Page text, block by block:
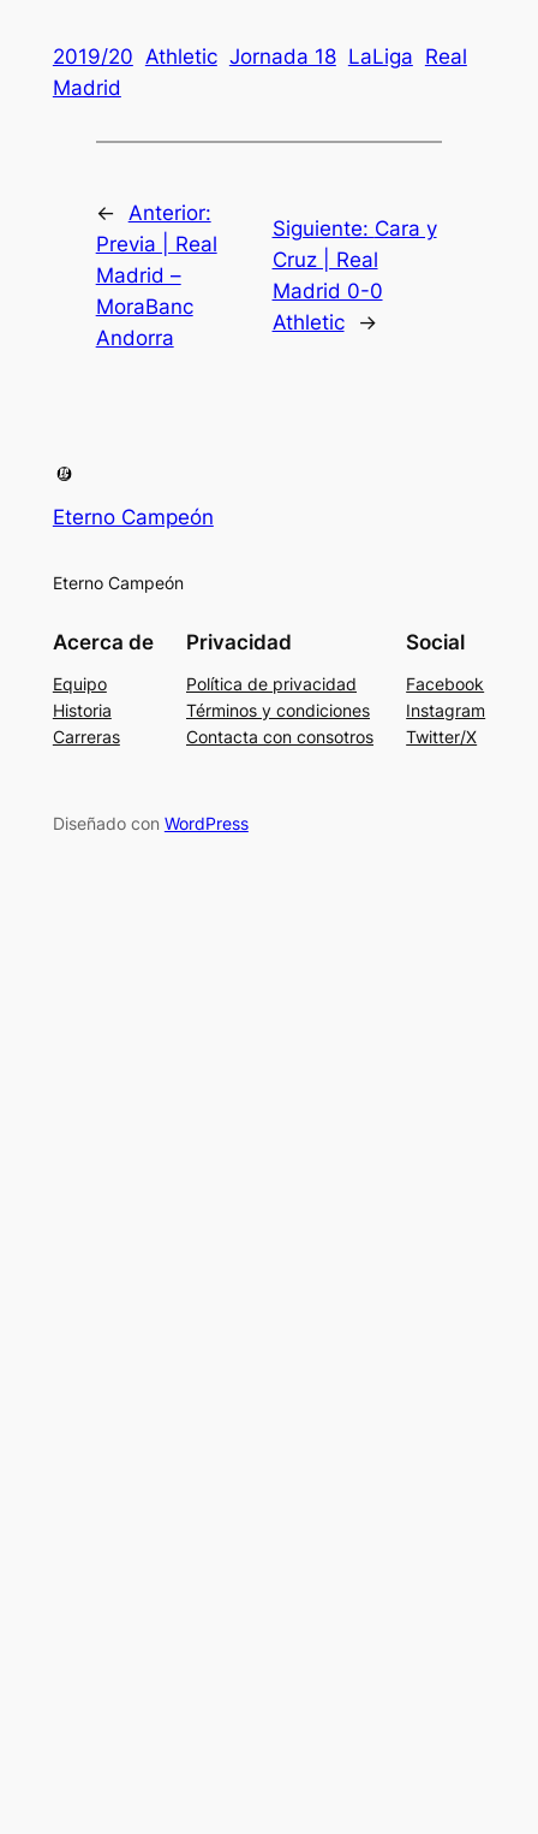
2019/20 Athletic Jornada 18 LaLiga Real
Madrid
←
Anterior:
Previa | Real
Madrid –
MoraBanc
Andorra
Siguiente: Cara y
Cruz | Real
Madrid 0-0
Athletic
→
Eterno Campeón
Eterno Campeón
Acerca de
Equipo
Historia
Carreras
Privacidad
Política de privacidad
Términos y condiciones
Contacta con consotros
Social
Facebook
Instagram
Twitter/X
Diseñado con WordPress